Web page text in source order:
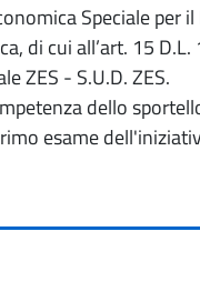
Speciale per
di cui all’art. 15
ZES - S.U.D. ZES.
dello
esame